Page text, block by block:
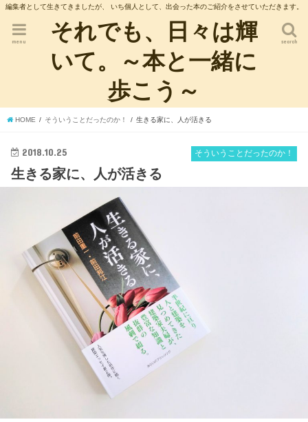
編集者として生きてきましたが、 いち個人として、出会った本のご紹介をさせていただきます。
それでも、日々は輝
いて。～本と一緒に
歩こう～
search
menu
HOME そういうことだったのか！ 生きる家に、人が活きる
そういうことだったのか！
2018.10.25
生きる家に、人が活きる